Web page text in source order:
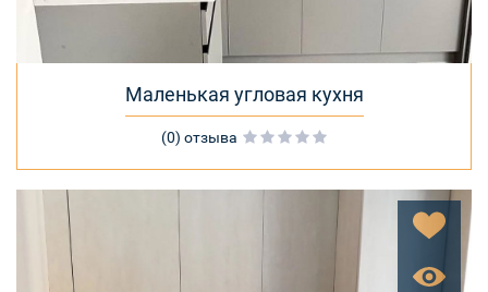
Маленькая угловая кухня
(0) отзыва